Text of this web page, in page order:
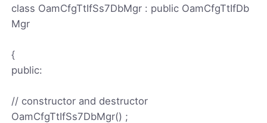
class OamCfgTtIfSs7DbMgr : public OamCfgTtIfDb
Mgr
{
public:
// constructor and destructor
OamCfgTtIfSs7DbMgr() ;